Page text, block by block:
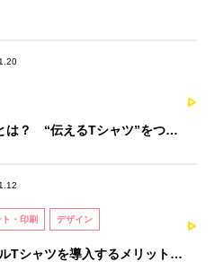
は？ “伝えるTシャツ”をつく
・印刷 デザイン
Tシャツを導入するメリットと